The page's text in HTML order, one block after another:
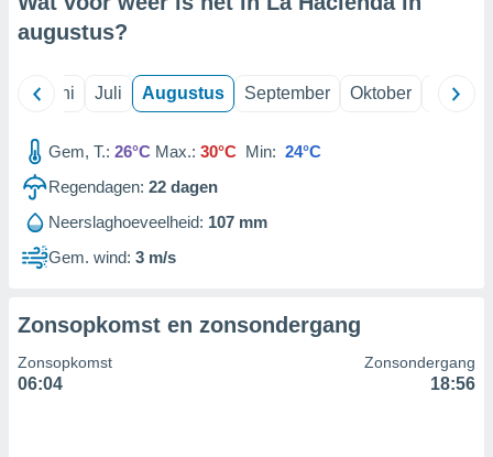
augustus?
Juni Juli Augustus September Oktober
Gem, T.: 26°C Max.: 30°C Min: 24°C
Regendagen: 22 dagen
Neerslaghoeveelheid: 107 mm
Gem. wind: 3 m/s
Zonsopkomst en zonsondergang
Zonsopkomst
06:04
Zonsondergang
18:56